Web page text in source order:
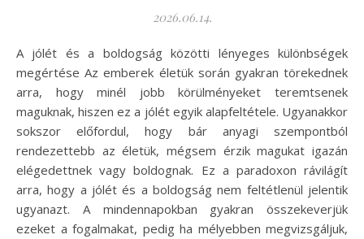
2026.06.14.
A jólét és a boldogság közötti lényeges különbségek
megértése Az emberek életük során gyakran törekednek
arra, hogy minél jobb körülményeket teremtsenek
maguknak, hiszen ez a jólét egyik alapfeltétele. Ugyanakkor
sokszor előfordul, hogy bár anyagi szempontból
rendezettebb az életük, mégsem érzik magukat igazán
elégedettnek vagy boldognak. Ez a paradoxon rávilágít
arra, hogy a jólét és a boldogság nem feltétlenül jelentik
ugyanazt. A mindennapokban gyakran összekeverjük
ezeket a fogalmakat, pedig ha mélyebben megvizsgáljuk,